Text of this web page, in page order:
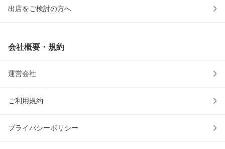
出店をご検討の方へ
会社概要・規約
運営会社
ご利用規約
プライバシーポリシー